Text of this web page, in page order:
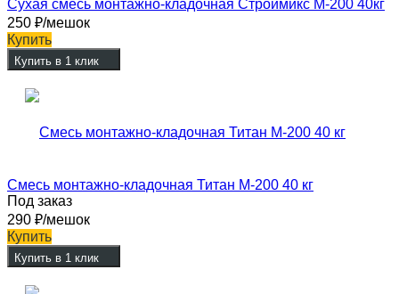
Сухая смесь монтажно-кладочная Строймикс М-200 40кг
250 ₽/мешок
Купить
Купить в 1 клик
Смесь монтажно-кладочная Титан М-200 40 кг
Под заказ
290 ₽/мешок
Купить
Купить в 1 клик